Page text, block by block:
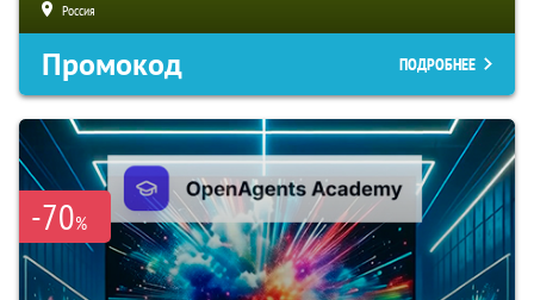
Россия
Промокод ПОДРОБНЕЕ
-70%